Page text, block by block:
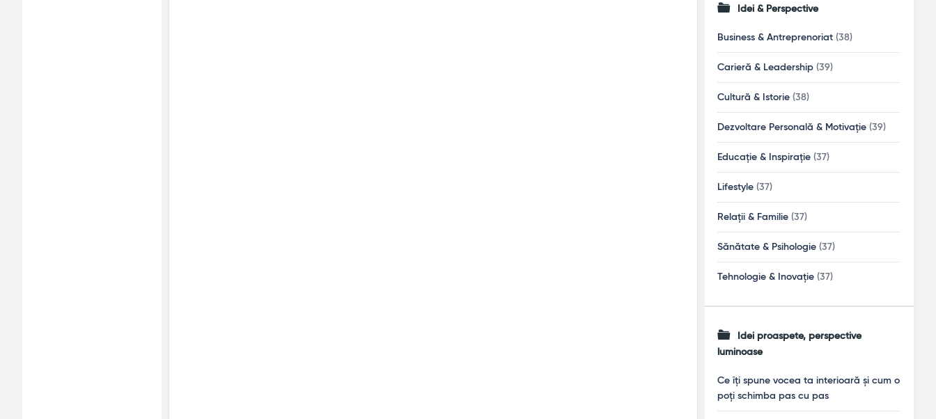
Idei & Perspective
Business & Antreprenoriat (38)
Carieră & Leadership (39)
Cultură & Istorie (38)
Dezvoltare Personală & Motivație (39)
Educație & Inspirație (37)
Lifestyle (37)
Relații & Familie (37)
Sănătate & Psihologie (37)
Tehnologie & Inovație (37)
Idei proaspete, perspective
luminoase
Ce îți spune vocea ta interioară și cum o
poți schimba pas cu pas